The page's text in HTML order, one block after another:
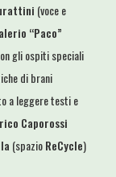
(voce e
“Paco”
gli ospiti speciali
di brani
a leggere testi e
Caporossi
(spazioReCycle)